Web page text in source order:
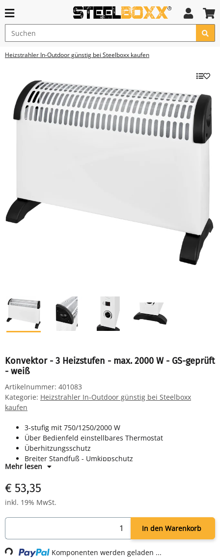
Heizstrahler In-Outdoor günstig bei Steelboxx kaufen
Konvektor - 3 Heizstufen - max. 2000 W - GS-geprüft
- weiß
Artikelnummer: 401083
Kategorie: Heizstrahler In-Outdoor günstig bei Steelboxx
kaufen
3-stufig mit 750/1250/2000 W
Über Bedienfeld einstellbares Thermostat
Überhitzungsschutz
Breiter Standfuß - Umkippschutz
Tragegriff
Farbe weiß
Mehr lesen
€ 53,35
inkl. 19% MwSt.
In den Warenkorb
Loading... Komponenten werden geladen ...